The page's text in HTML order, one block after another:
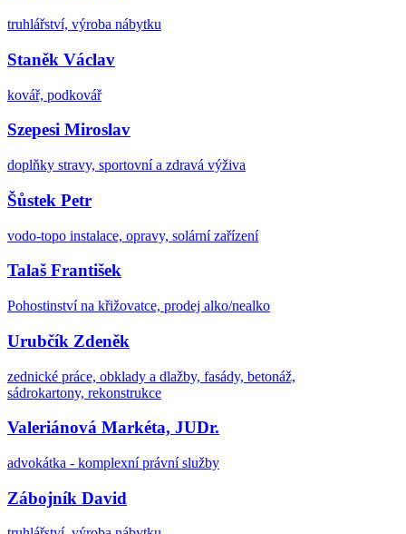
truhlářství, výroba nábytku
Staněk Václav
kovář, podkovář
Szepesi Miroslav
doplňky stravy, sportovní a zdravá výživa
Šůstek Petr
vodo-topo instalace, opravy, solární zařízení
Talaš František
Pohostinství na křižovatce, prodej alko/nealko
Urubčík Zdeněk
zednické práce, obklady a dlažby, fasády, betonáž,
sádrokartony, rekonstrukce
Valeriánová Markéta, JUDr.
advokátka - komplexní právní služby
Zábojník David